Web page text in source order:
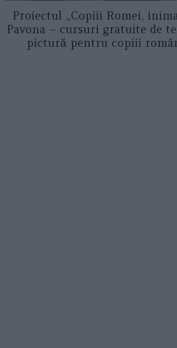
Proiectul „Copiii Romei,
Pavona – cursuri gratuite de
pictură pentru copiii